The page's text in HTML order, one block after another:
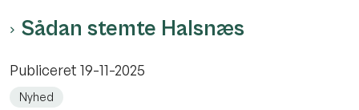
Sådan stemte Halsnæs
Publiceret 19-11-2025
Nyhed